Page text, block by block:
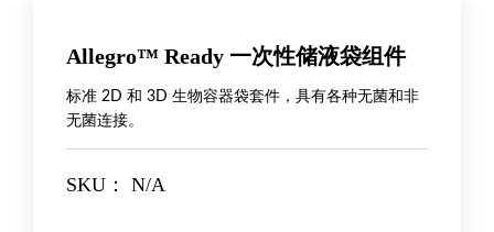
Allegro™ Ready 一次性储液袋组件
标准 2D 和 3D 生物容器袋套件，具有各种无菌和非
无菌连接。
SKU： N/A